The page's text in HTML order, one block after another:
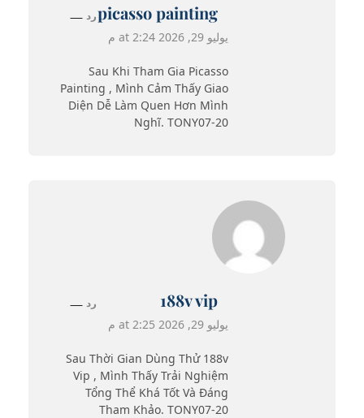
picasso painting
يوليو 29, 2026 at 2:24 م
Sau Khi Tham Gia Picasso
Painting , Mình Cảm Thấy Giao
Diện Dễ Làm Quen Hơn Mình
Nghĩ. TONY07-20
رد
188v vip
يوليو 29, 2026 at 2:25 م
Sau Thời Gian Dùng Thử 188v
Vip , Mình Thấy Trải Nghiệm
Tổng Thể Khá Tốt Và Đáng
Tham Khảo. TONY07-20
رد